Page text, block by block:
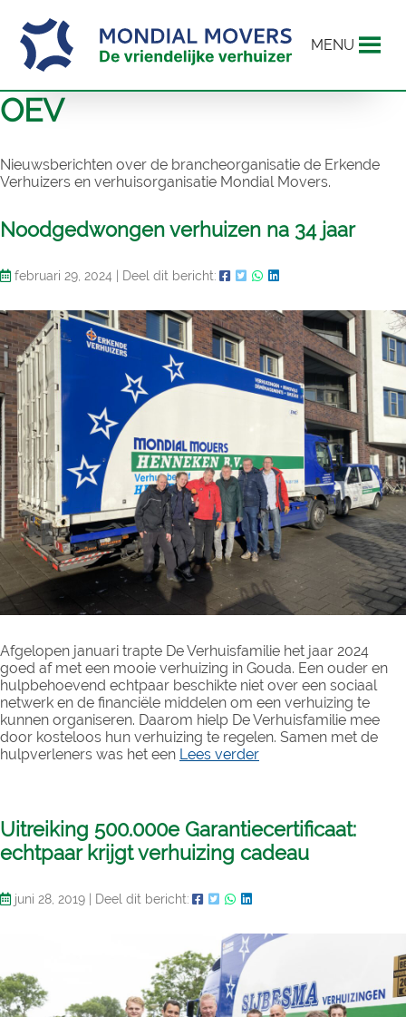
MENU
OEV
Nieuwsberichten over de brancheorganisatie de Erkende
Verhuizers en verhuisorganisatie Mondial Movers.
Noodgedwongen verhuizen na 34 jaar
februari 29, 2024 Deel dit bericht:
Afgelopen januari trapte De Verhuisfamilie het jaar 2024
goed af met een mooie verhuizing in Gouda. Een ouder en
hulpbehoevend echtpaar beschikte niet over een sociaal
netwerk en de financiële middelen om een verhuizing te
kunnen organiseren. Daarom hielp De Verhuisfamilie mee
door kosteloos hun verhuizing te regelen. Samen met de
hulpverleners was het een Lees verder
Uitreiking 500.000e Garantiecertificaat:
echtpaar krijgt verhuizing cadeau
juni 28, 2019 Deel dit bericht: